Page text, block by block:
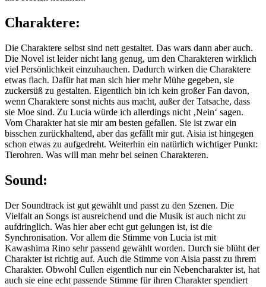
Tierohren. Was will man mehr bei seinen Charakteren.
Sound:
Der Soundtrack ist gut gewählt und passt zu den Szenen. Die
Vielfalt an Songs ist ausreichend und die Musik ist auch nicht zu
aufdringlich. Was hier aber echt gut gelungen ist, ist die
Synchronisation. Vor allem die Stimme von Lucia ist mit
Kawashima Rino sehr passend gewählt worden. Durch sie blüht der
Charakter ist richtig auf. Auch die Stimme von Aisia passt zu ihrem
Charakter. Obwohl Cullen eigentlich nur ein Nebencharakter ist, hat
auch sie eine echt passende Stimme für ihren Charakter spendiert
bekommen. Aber letztendlich ist es hier vor allem Lucia, die mit
echt sehr viel Mühe gegeben.
Fazit:
Die Handlung ist recht simpel und vorhersehbar. Die Charaktere
sind gut gestaltet, für meinen Geschmack aber etwas flach.
Trotzdem entpuppt sich KARAKARA aber als ein solider Slice of
Life Titel mit liebenswerten Charakteren und einer hervorragenden
Synchronisation. Die Illustrationen sind kunstvoll gestaltet und
KARAKARA hat trotz seiner Kürze gut unterhalten. Ich hätte mir